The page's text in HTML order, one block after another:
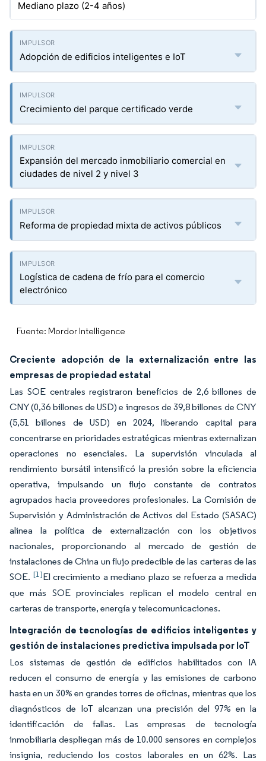
Mediano plazo (2-4 años)
Adopción de edificios inteligentes e IoT
Crecimiento del parque certificado verde
Expansión del mercado inmobiliario comercial en
ciudades de nivel 2 y nivel 3
Reforma de propiedad mixta de activos públicos
Logística de cadena de frío para el comercio
electrónico
Fuente: Mordor Intelligence
Creciente adopción de la externalización entre las
empresas de propiedad estatal
Las SOE centrales registraron beneficios de 2,6 billones de
CNY (0,36 billones de USD) e ingresos de 39,8 billones de CNY
(5,51 billones de USD) en 2024, liberando capital para
concentrarse en prioridades estratégicas mientras externalizan
operaciones no esenciales. La supervisión vinculada al
rendimiento bursátil intensificó la presión sobre la eficiencia
operativa, impulsando un flujo constante de contratos
agrupados hacia proveedores profesionales. La Comisión de
Supervisión y Administración de Activos del Estado (SASAC)
alinea la política de externalización con los objetivos
nacionales, proporcionando al mercado de gestión de
instalaciones de China un flujo predecible de las carteras de las
SOE. [1]El crecimiento a mediano plazo se refuerza a medida
que más SOE provinciales replican el modelo central en
carteras de transporte, energía y telecomunicaciones.
Integración de tecnologías de edificios inteligentes y
gestión de instalaciones predictiva impulsada por IoT
Los sistemas de gestión de edificios habilitados con IA
reducen el consumo de energía y las emisiones de carbono
hasta en un 30% en grandes torres de oficinas, mientras que los
diagnósticos de IoT alcanzan una precisión del 97% en la
identificación de fallas. Las empresas de tecnología
inmobiliaria despliegan más de 10.000 sensores en complejos
insignia, reduciendo los costos laborales en un 62%. Las